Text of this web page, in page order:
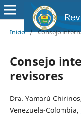
Inicio / Consejo
Consejo
revisores
Dra. Yamarú
Venezuela-Colombia,